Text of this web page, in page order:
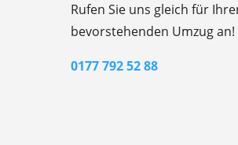
Rufen Sie uns gleich für
bevorstehenden Umzug an!
0177 792 52 88